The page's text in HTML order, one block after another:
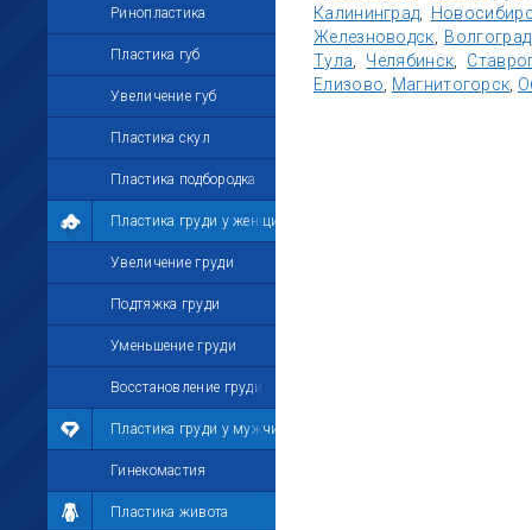
Ринопластика
Пластика губ
Увеличение губ
Пластика скул
Пластика подбородка
Пластика груди у женщин
Увеличение груди
Подтяжка груди
Уменьшение груди
Восстановление груди
Пластика груди у мужчин
Гинекомастия
Пластика живота
Калининград
Железноводск
Волгоград
Тула
Челябинск
Елизово Магнитогорск